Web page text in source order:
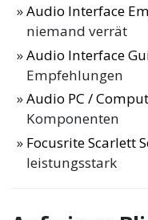
Audio Interface
niemand verrät
Audio Interface
Empfehlungen
Audio PC /
Komponenten
Focusrite Scarlett
leistungsstark